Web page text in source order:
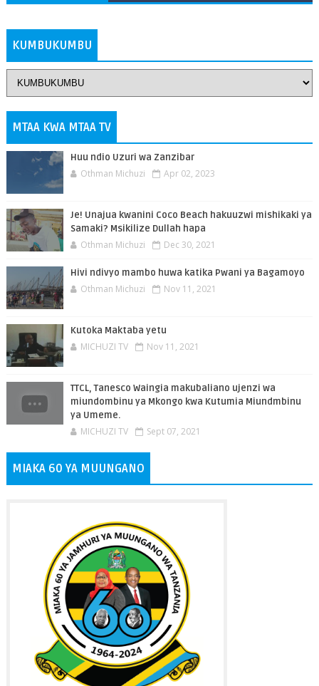
KUMBUKUMBU
MTAA KWA MTAA TV
Huu ndio Uzuri wa Zanzibar
Othman Michuzi Apr 02, 2023
Je! Unajua kwanini Coco Beach hakuuzwi mishikaki ya
Samaki? Msikilize Dullah hapa
Othman Michuzi Dec 30, 2021
Hivi ndivyo mambo huwa katika Pwani ya Bagamoyo
Othman Michuzi Nov 11, 2021
Kutoka Maktaba yetu
MICHUZI TV Nov 11, 2021
TTCL, Tanesco Waingia makubaliano ujenzi wa
miundombinu ya Mkongo kwa Kutumia Miundmbinu
ya Umeme.
MICHUZI TV Sept 07, 2021
MIAKA 60 YA MUUNGANO